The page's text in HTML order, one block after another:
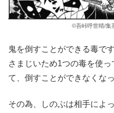
©吾峠呼世晴/集
鬼を倒すことができる毒で
さまじいため1つの毒を使
て、倒すことができなくな
その為、しのぶは相手によ